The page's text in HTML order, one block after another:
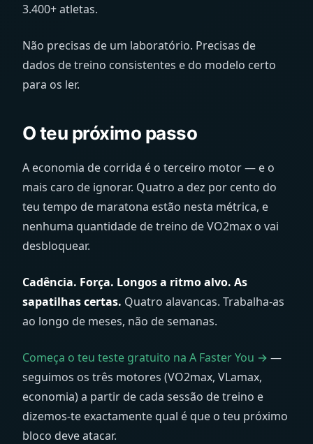
3.400+ atletas.
Não precisas de um laboratório. Precisas de
dados de treino consistentes e do modelo certo
para os ler.
O teu próximo passo
A economia de corrida é o terceiro motor — e o
mais caro de ignorar. Quatro a dez por cento do
teu tempo de maratona estão nesta métrica, e
nenhuma quantidade de treino de VO2max o vai
desbloquear.
Cadência. Força. Longos a ritmo alvo. As
sapatilhas certas. Quatro alavancas. Trabalha-as
ao longo de meses, não de semanas.
Começa o teu teste gratuito na A Faster You → —
seguimos os três motores (VO2max, VLamax,
economia) a partir de cada sessão de treino e
dizemos-te exactamente qual é que o teu próximo
bloco deve atacar.